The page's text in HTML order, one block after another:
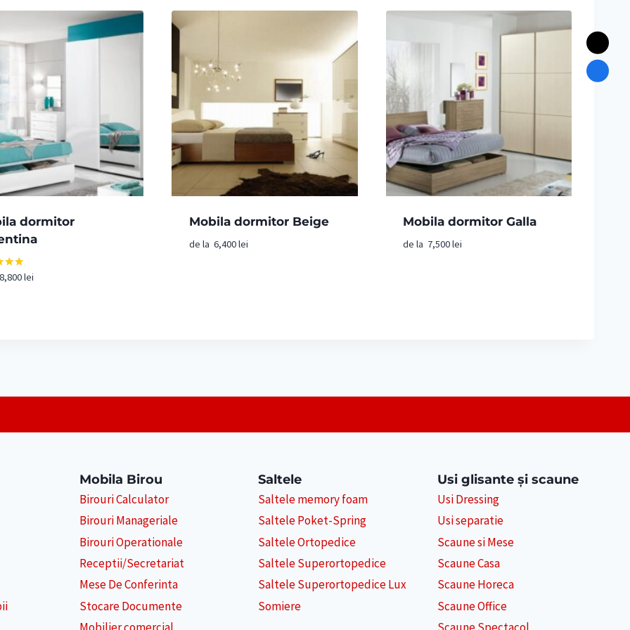
dormitor
la
8,800lei
Mobila dormitor Beige
de la 6,400lei
Mobila dormitor Galla
de la 7,500lei
Mobila Birou
Birouri Calculator
Birouri Manageriale
Birouri Operationale
Receptii/Secretariat
Mese De Conferinta
Stocare Documente
Saltele
Saltele memory foam
Saltele Poket-Spring
Saltele Ortopedice
Saltele Superortopedice
Saltele Superortopedice Lux
Somiere
Usi glisante și scaune
Usi Dressing
Usi separatie
Scaune si Mese
Scaune Casa
Scaune Horeca
Scaune Office